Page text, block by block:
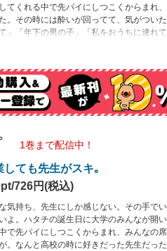
てくれる中で先パイにしつこくからまれ
。その時には酔いが回ってて、気がつ
」「年下の男の子」「私をおうちに連
編よみきり配信されたものを再編集し
1巻まで配信中！
しても先生がスキ｡
726円(税込)
気持ち、先生にしか感じない。その手で
よ。ハタチの誕生日に大学のみんなが開
で先パイにしつこくからまれ、みんなの
。なんと高校の時に好きだった先生だっ